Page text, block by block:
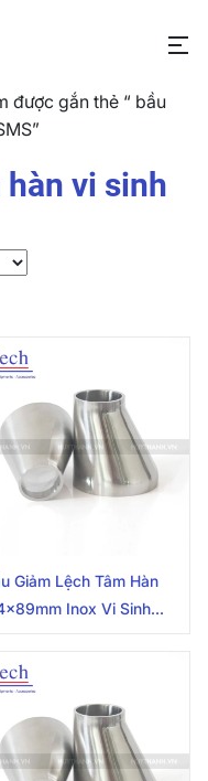
được gắn thẻ “ bầu
vi sinh
Giảm Lệch Tâm Hàn
Inox Vi Sinh